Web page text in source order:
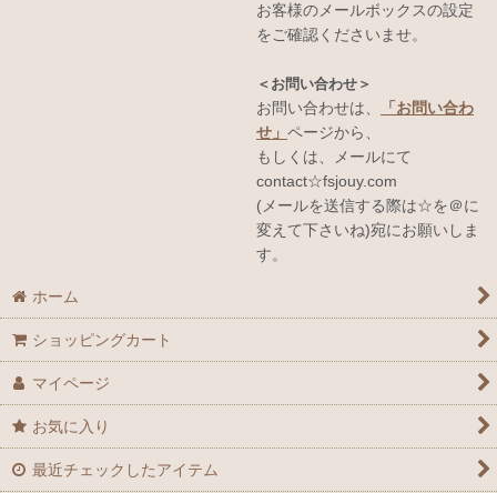
お客様のメールボックスの設定
をご確認くださいませ。
＜お問い合わせ＞
お問い合わせは、
「お問い合わ
せ」 ページから、
もしくは、メールにて
contact☆fsjouy.com
(メールを送信する際は☆を＠に
変えて下さいね)宛にお願いしま
す。
ホーム
ショッピングカート
マイページ
お気に入り
最近チェックしたアイテム